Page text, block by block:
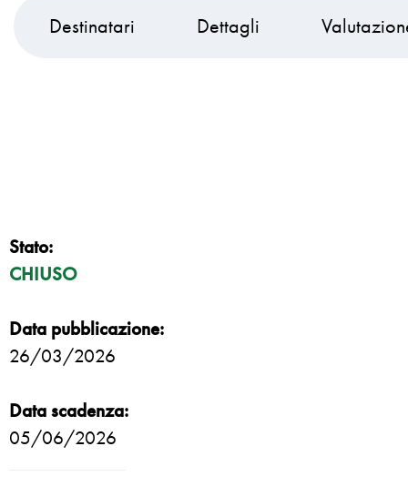
Destinatari Dettagli
Stato:
CHIUSO
Data pubblicazione:
26/03/2026
Data scadenza:
05/06/2026